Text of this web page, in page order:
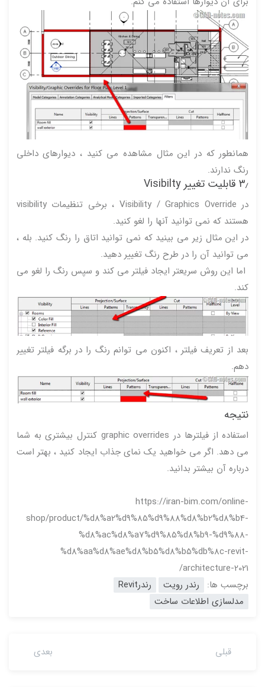
همانطور که در این مثال مشاهده می کنید ، دیوارهای داخلی
رنگ ندارند.
۳٫ قابلیت تغییر Visibilty
در Visibility / Graphics Override ، برخی تنظیمات visibility
هستند که نمی توانید آنها را لغو کنید.
در این مثال زیر می بینید که نمی توانید اتاق را رنگ کنید. بله ،
می توانید آن را در طرح رنگ تغییر دهید.
اما این روش سریعتر ایجاد فیلتر می کند و سپس رنگ را لغو می
کند.
بعد از تعریف فیلتر ، اکنون می توانم رنگ را در برگه فیلتر تغییر
دهم.
نتیجه
استفاده از فیلترها در graphic overrides کنترل بیشتری به شما
می دهد. اگر می خواهید یک نمای جذاب ایجاد کنید ، بهتر است
درباره آن بیشتر بدانید.
https://iran-bim.com/online-
shop/product/%d8%a2%d9%85%d9%88%d8%b2%d8%b4-
%d8%ac%d8%a7%d9%85%d8%b9-%d9%88-
%d8%aa%d8%ae%d8%b5%d8%b5%db%8c-revit-
architecture-2021/
برچسب ها:
رندر رویت
رندرRevit
مدلسازی اطلاعات ساخت
قبلی بعدی